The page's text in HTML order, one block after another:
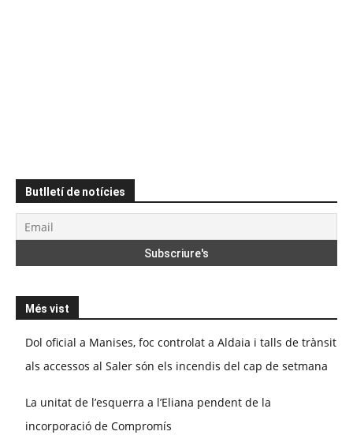
Butlletí de notícies
Més vist
Dol oficial a Manises, foc controlat a Aldaia i talls de trànsit
als accessos al Saler són els incendis del cap de setmana
La unitat de l’esquerra a l’Eliana pendent de la
incorporació de Compromís